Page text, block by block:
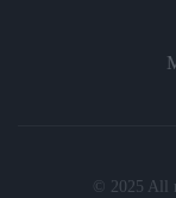
© 2025 All